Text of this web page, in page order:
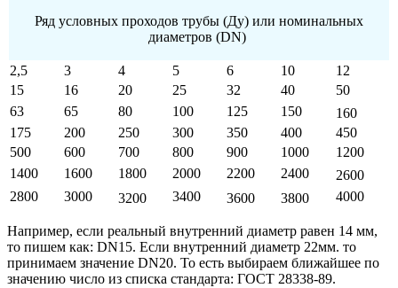
Ряд условных проходов трубы (Ду) или номинальных
диаметров (DN)
2,5 3 4 5 6 10
12
15
16 20 25 32 40
50
63
65 80 100 125 150
160
175
200 250 300 350 400
450
500
600 700 800 900 1000
1200
1400
1600 1800 2000 2200 2400
2600
2800
3000 3200 3400 3600 3800 4000
Например, если реальный внутренний диаметр равен 14 мм,
то пишем как: DN15. Если внутренний диаметр 22мм. то
принимаем значение DN20. То есть выбираем ближайшее по
значению число из списка стандарта: ГОСТ 28338-89.